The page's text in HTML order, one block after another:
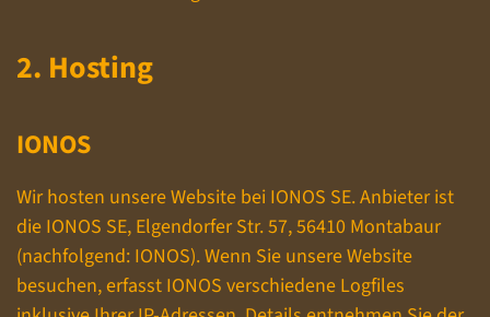
2. Hosting
IONOS
Wir hosten unsere Website bei IONOS SE. Anbieter ist
die IONOS SE, Elgendorfer Str. 57, 56410 Montabaur
(nachfolgend: IONOS). Wenn Sie unsere Website
besuchen, erfasst IONOS verschiedene Logfiles